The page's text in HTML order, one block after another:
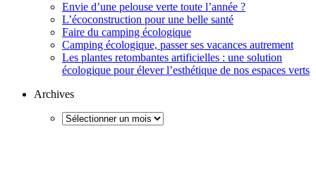
Envie d’une pelouse verte toute l’année ?
L’écoconstruction pour une belle santé
Faire du camping écologique
Camping écologique, passer ses vacances autrement
Les plantes retombantes artificielles : une solution
écologique pour élever l’esthétique de nos espaces verts
Archives